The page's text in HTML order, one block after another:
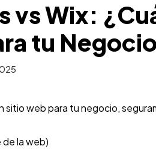
vs Wix:
tu
sitio web para tu negocio,
la web)